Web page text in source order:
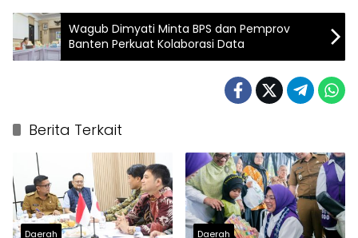
Wagub Dimyati Minta BPS dan Pemprov
Banten Perkuat Kolaborasi Data
Berita Terkait
Daerah Daerah